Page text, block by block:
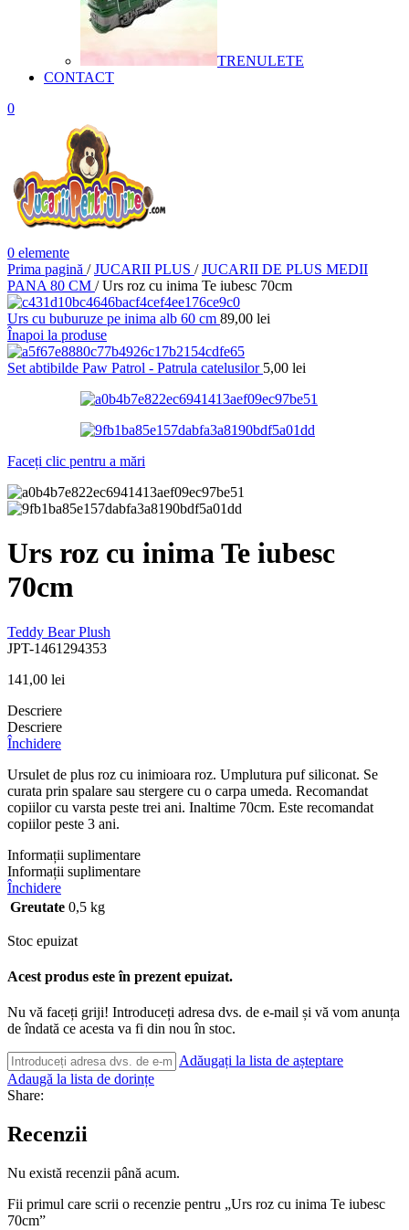
TRENULETE
CONTACT
0
0 elemente
Prima pagină / JUCARII PLUS / JUCARII DE PLUS MEDII
PANA 80 CM / Urs roz cu inima Te iubesc 70cm
Urs cu buburuze pe inima alb 60 cm 89,00 lei
Înapoi la produse
Set abtibilde Paw Patrol - Patrula catelusilor 5,00 lei
Faceți clic pentru a mări
Urs roz cu inima Te iubesc
70cm
Teddy Bear Plush
JPT-1461294353
141,00 lei
Descriere
Descriere
Închidere
Ursulet de plus roz cu inimioara roz. Umplutura puf siliconat. Se
curata prin spalare sau stergere cu o carpa umeda. Recomandat
copiilor cu varsta peste trei ani. Inaltime 70cm. Este recomandat
copiilor peste 3 ani.
Informații suplimentare
Informații suplimentare
Închidere
Greutate 0,5 kg
Stoc epuizat
Acest produs este în prezent epuizat.
Nu vă faceți griji! Introduceți adresa dvs. de e-mail și vă vom anunța
de îndată ce acesta va fi din nou în stoc.
Adăugați la lista de așteptare
Adaugă la lista de dorințe
Share:
Recenzii
Nu există recenzii până acum.
Fii primul care scrii o recenzie pentru „Urs roz cu inima Te iubesc
70cm”